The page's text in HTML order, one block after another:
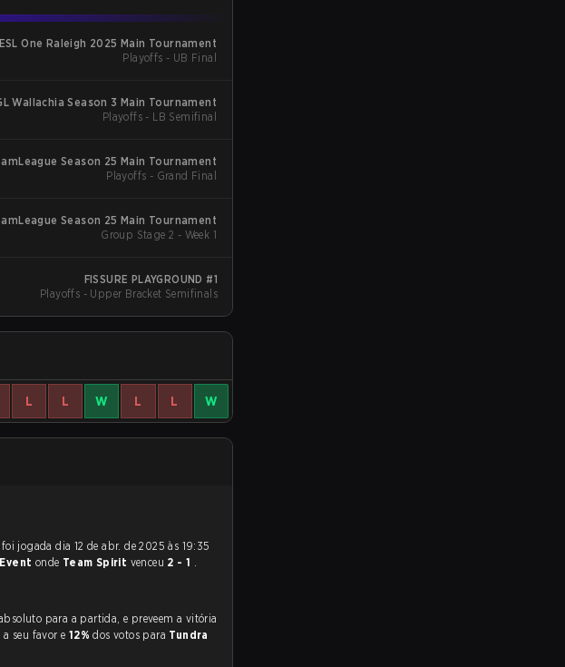
ESL One Raleigh 2025 Main Tournament
Playoffs - UB Final
Wallachia Season 3 Main Tournament
Playoffs - LB Semifinal
Season 25 Main Tournament
Playoffs - Grand Final
Season 25 Main Tournament
Group Stage 2 - Week 1
FISSURE PLAYGROUND #1
Playoffs - Upper Bracket Semifinals
L L W L L W
onde Team Spirit venceu 2 - 1 .
seu favor e 12%dos votos para Tundra